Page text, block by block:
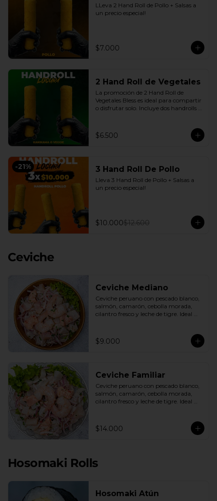
LLeva 2 Hand Roll de Pollo + Salsas a
un precio especial!
$7.000
2 Hand Roll de Vegetales
La promoción de 2 Hand Roll de
Vegetales Bless es ideal para compartir
o disfrutar solo. Incluye dos handrolls
apanado en panko crocante, más
salsas a elección. Una opción práctica,
$6.500
-21% 3 Hand Roll De Pollo
Lleva 3 Hand Roll de Pollo + Salsas a
un precio especial!
$10.000$12.600
Ceviche
Ceviche Mediano
Ceviche peruano con pescado blanco,
salmón, camarón, cebolla morada,
cilantro fresco y leche de tigre. Ideal
$9.000
Ceviche Familiar
Ceviche peruano con pescado blanco,
salmón, camarón, cebolla morada,
cilantro fresco y leche de tigre. Ideal
$14.000
Hosomaki Rolls
Hosomaki Atún